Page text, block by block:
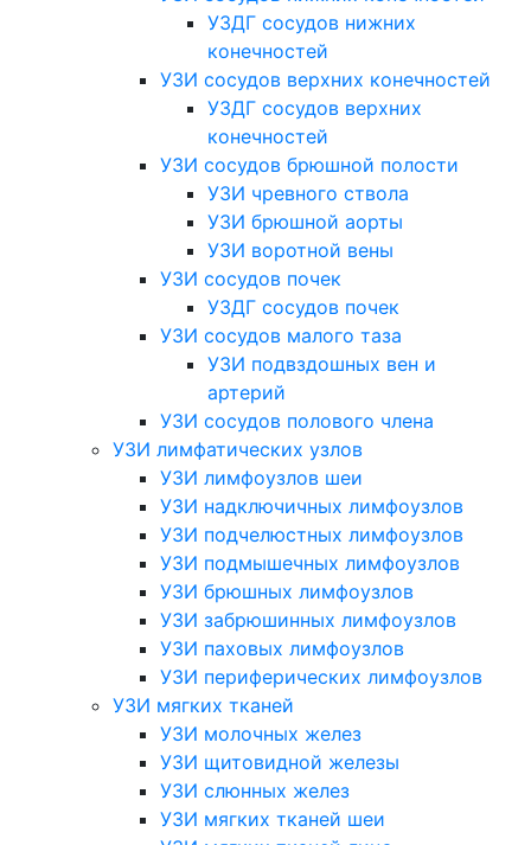
УЗДГ сосудов нижних
конечностей
УЗИ сосудов верхних конечностей
УЗДГ сосудов верхних
конечностей
УЗИ сосудов брюшной полости
УЗИ чревного ствола
УЗИ брюшной аорты
УЗИ воротной вены
УЗИ сосудов почек
УЗДГ сосудов почек
УЗИ сосудов малого таза
УЗИ подвздошных вен и
артерий
УЗИ сосудов полового члена
УЗИ лимфатических узлов
УЗИ лимфоузлов шеи
УЗИ надключичных лимфоузлов
УЗИ подчелюстных лимфоузлов
УЗИ подмышечных лимфоузлов
УЗИ брюшных лимфоузлов
УЗИ забрюшинных лимфоузлов
УЗИ паховых лимфоузлов
УЗИ периферических лимфоузлов
УЗИ мягких тканей
УЗИ молочных желез
УЗИ щитовидной железы
УЗИ слюнных желез
УЗИ мягких тканей шеи